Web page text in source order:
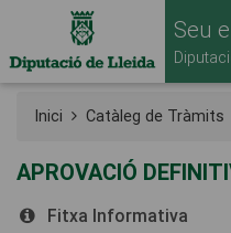
Seu
Inici Catàleg de Tràmits
APROVACIÓ
Fitxa Informativa